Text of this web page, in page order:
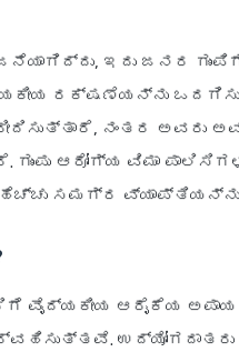
ಇದು ಜನರ
ರಕ್ಷಣೆಯನ್ನು
ನಂತರ ಅವರು
ಆರೋಗ್ಯ ವಿಮಾ
ಹೆಚ್ಚು ಸಮಗ್ರ ವ್ಯಾಪ್ತಿಯನ್ನು
ವೈದ್ಯಕೀಯ ಆರೈಕೆಯ
ಉದ್ಯೋಗದಾತರು